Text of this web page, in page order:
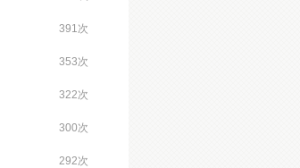
391次
353次
322次
300次
292次